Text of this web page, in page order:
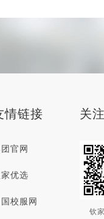
情链接
官网
优选
校服网
关
钦